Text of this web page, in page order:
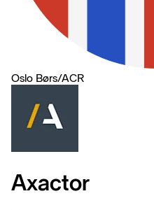
Oslo Børs/ACR
Axactor